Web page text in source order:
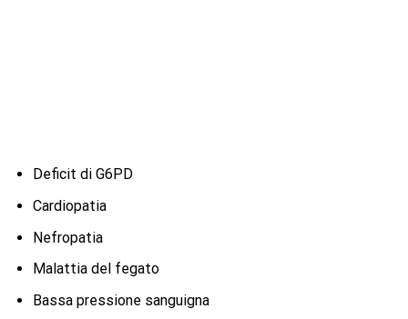
Deficit di G6PD
Cardiopatia
Nefropatia
Malattia del fegato
Bassa pressione sanguigna